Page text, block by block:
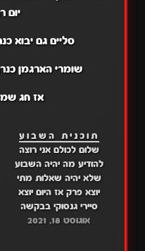
יום
סליים גם יבוא
שומרי הארגמן
אז חג
תוכנית השבוע
שלום לכולם אני רוצה
להודיע מה יהיה השבוע
שלא יהיה שאלות מתי
יוצא פרק אז היום יוצא
סיירי גנסוקי בבקשה
תפסיקו לשאול סליים הוא
אוגוסט 18, 2021